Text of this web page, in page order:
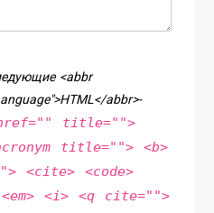
<abbr
abbr>-
title="">
title=""> <b>
<cite> <code>
<i> <q cite="">